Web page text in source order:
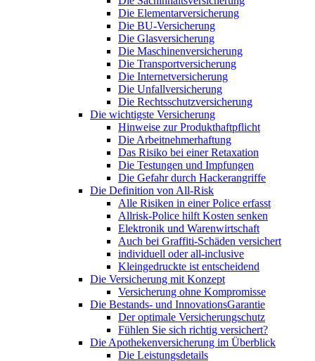
Die Elementarversicherung
Die BU-Versicherung
Die Glasversicherung
Die Maschinenversicherung
Die Transportversicherung
Die Internetversicherung
Die Unfallversicherung
Die Rechtsschutzversicherung
Die wichtigste Versicherung
Hinweise zur Produkthaftpflicht
Die Arbeitnehmerhaftung
Das Risiko bei einer Retaxation
Die Testungen und Impfungen
Die Gefahr durch Hackerangriffe
Die Definition von All-Risk
Alle Risiken in einer Police erfasst
Allrisk-Police hilft Kosten senken
Elektronik und Warenwirtschaft
Auch bei Graffiti-Schäden versichert
individuell oder all-inclusive
Kleingedruckte ist entscheidend
Die Versicherung mit Konzept
Versicherung ohne Kompromisse
Die Bestands- und InnovationsGarantie
Der optimale Versicherungschutz
Fühlen Sie sich richtig versichert?
Die Apothekenversicherung im Überblick
Die Leistungsdetails